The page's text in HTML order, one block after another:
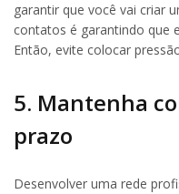
garantir que você vai criar
contatos é garantindo que
Então, evite colocar
5. Mantenha
prazo
Desenvolver uma rede